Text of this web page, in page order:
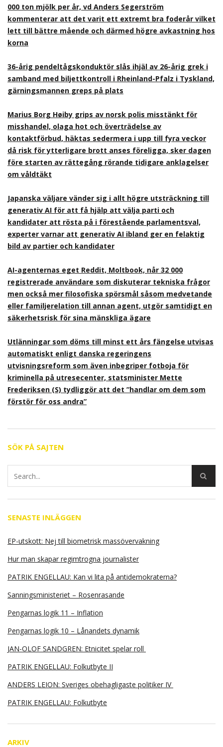
000 ton mjölk per år, vd Anders Segerström
kommenterar att det varit ett extremt bra foderår vilket
lett till bättre mående och därmed högre avkastning hos
korna
36-årig pendeltågskonduktör slås ihjäl av 26-årig grek i
samband med biljettkontroll i Rheinland-Pfalz i Tyskland,
gärningsmannen greps på plats
Marius Borg Høiby grips av norsk polis misstänkt för
misshandel, olaga hot och överträdelse av
kontaktförbud, häktas sedermera i upp till fyra veckor
då risk för ytterligare brott anses föreligga, sker dagen
före starten av rättegång rörande tidigare anklagelser
om våldtäkt
Japanska väljare vänder sig i allt högre utsträckning till
generativ AI för att få hjälp att välja parti och
kandidater att rösta på i förestående parlamentsval,
experter varnar att generativ AI ibland ger en felaktig
bild av partier och kandidater
AI-agenternas eget Reddit, Moltbook, når 32 000
registrerade användare som diskuterar tekniska frågor
men också mer filosofiska spörsmål såsom medvetande
eller familjerelation till annan agent, utgör samtidigt en
säkerhetsrisk för sina mänskliga ägare
Utlänningar som döms till minst ett års fängelse utvisas
automatiskt enligt danska regeringens
utvisningsreform som även inbegriper fotboja för
kriminella på utresecenter, statsminister Mette
Frederiksen (S) tydliggör att det ”handlar om dem som
förstör för oss andra”
SÖK PÅ SAJTEN
SENASTE INLÄGGEN
EP-utskott: Nej till biometrisk massövervakning
Hur man skapar regimtrogna journalister
PATRIK ENGELLAU: Kan vi lita på antidemokraterna?
Sanningsministeriet – Rosenrasande
Pengarnas logik 11 – Inflation
Pengarnas logik 10 – Lånandets dynamik
JAN-OLOF SANDGREN: Etnicitet spelar roll
PATRIK ENGELLAU: Folkutbyte II
ANDERS LEION: Sveriges obehagligaste politiker IV
PATRIK ENGELLAU: Folkutbyte
ARKIV